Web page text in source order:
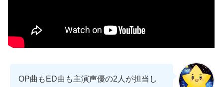
OP曲もED曲も主演声優の2人が担当し